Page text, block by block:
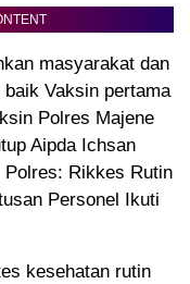
masyarakat dan
Vaksin pertama
Polres Majene
Aipda Ichsan
Polres: Rikkes Rutin
Personel Ikuti
kesehatan rutin